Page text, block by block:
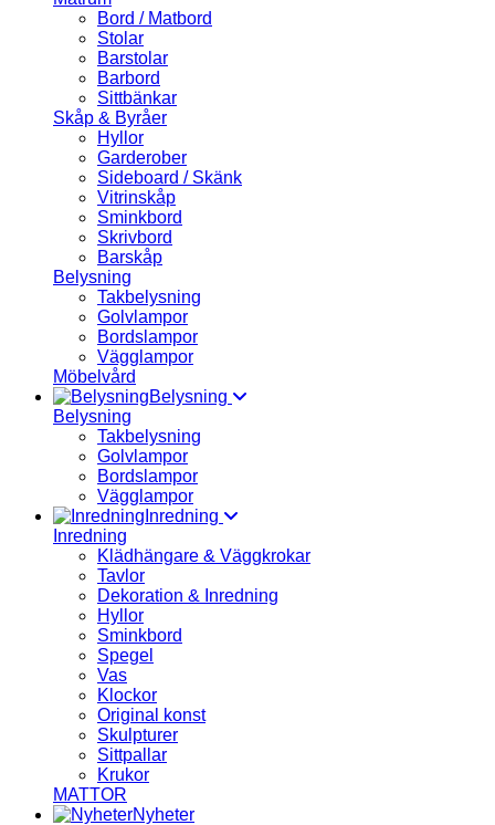
Bord / Matbord
Stolar
Barstolar
Barbord
Sittbänkar
Skåp & Byråer
Hyllor
Garderober
Sideboard / Skänk
Vitrinskåp
Sminkbord
Skrivbord
Barskåp
Belysning
Takbelysning
Golvlampor
Bordslampor
Vägglampor
Möbelvård
Belysning
Belysning
Takbelysning
Golvlampor
Bordslampor
Vägglampor
Inredning
Inredning
Klädhängare & Väggkrokar
Tavlor
Dekoration & Inredning
Hyllor
Sminkbord
Spegel
Vas
Klockor
Original konst
Skulpturer
Sittpallar
Krukor
MATTOR
Nyheter